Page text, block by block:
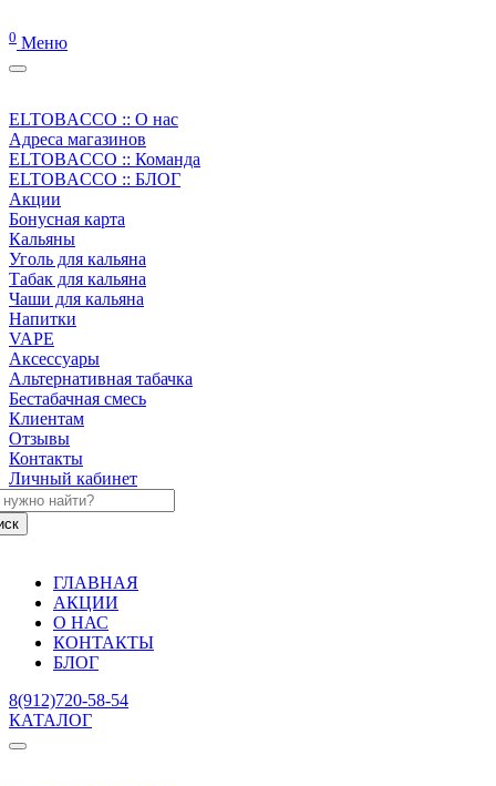
0 Меню
ELTOBACCO :: О нас
Адреса магазинов
ELTOBACCO :: Команда
ELTOBACCO :: БЛОГ
Акции
Бонусная карта
Кальяны
Уголь для кальяна
Табак для кальяна
Чаши для кальяна
Напитки
VAPE
Аксессуары
Альтернативная табачка
Бестабачная смесь
Клиентам
Отзывы
Контакты
Личный кабинет
ГЛАВНАЯ
АКЦИИ
О НАС
КОНТАКТЫ
БЛОГ
8(912)720-58-54
КАТАЛОГ